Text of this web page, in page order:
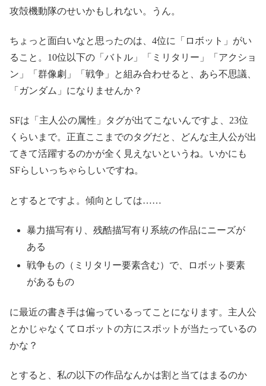
攻殻機動隊のせいかもしれない。うん。
ちょっと面白いなと思ったのは、4位に「ロボット」がい
ること。10位以下の「バトル」「ミリタリー」「アクショ
ン」「群像劇」「戦争」と組み合わせると、あら不思議、
「ガンダム」になりませんか？
SFは「主人公の属性」タグが出てこないんですよ、23位
くらいまで。正直ここまでのタグだと、どんな主人公が出
てきて活躍するのかが全く見えないというね。いかにも
SFらしいっちゃらしいですね。
とするとですよ。傾向としては……
暴力描写有り、残酷描写有り系統の作品にニーズが
ある
戦争もの（ミリタリー要素含む）で、ロボット要素
があるもの
に最近の書き手は偏っているってことになります。主人公
とかじゃなくてロボットの方にスポットが当たっているの
かな？
とすると、私の以下の作品なんかは割と当てはまるのか